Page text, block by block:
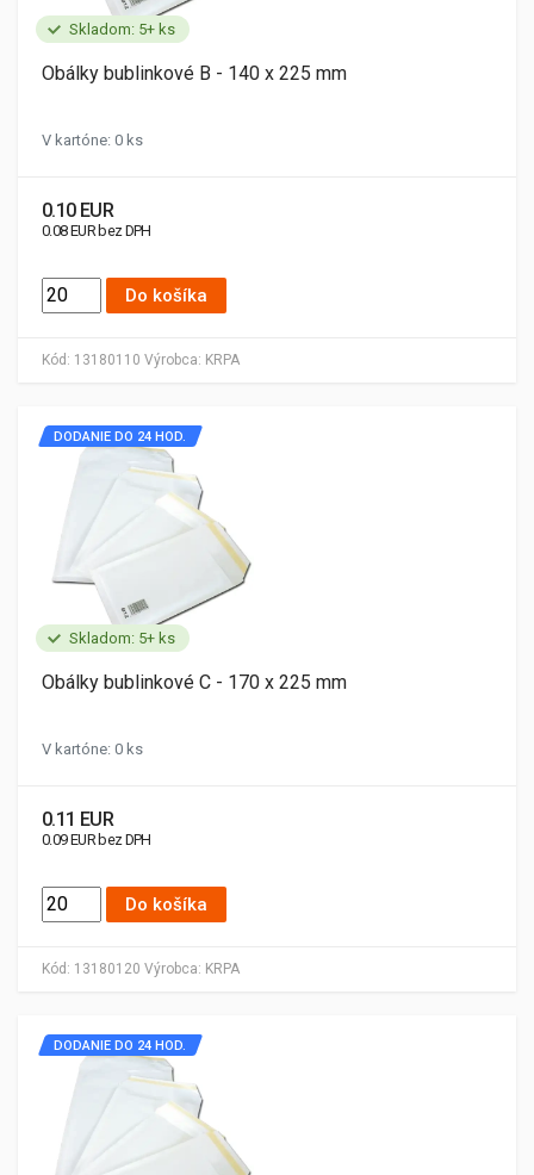
Skladom: 5+ ks
Kód: 13180110 Výrobca: KRPA
Obálky bublinkové B - 140 x 225 mm
V kartóne: 0 ks
0.10 EUR
0.08 EUR bez DPH
Do košíka
Skladom: 5+ ks
Kód: 13180120 Výrobca: KRPA
DODANIE DO 24 HOD.
Obálky bublinkové C - 170 x 225 mm
V kartóne: 0 ks
0.11 EUR
0.09 EUR bez DPH
Do košíka
DODANIE DO 24 HOD.